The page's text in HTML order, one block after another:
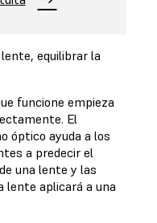
equilibrar la
funcione empieza
El
óptico ayuda a los
a predecir el
una lente y las
lente aplicará a una